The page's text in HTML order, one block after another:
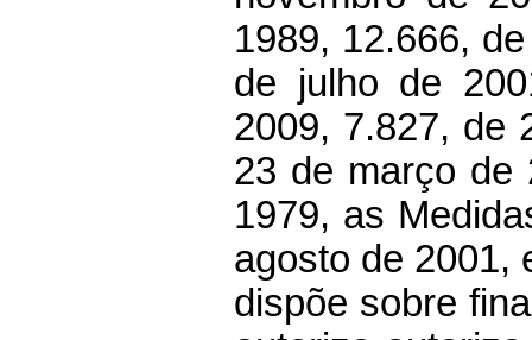
1989, 12.666,
de julho de
2009, 7.827, de
23 de março
1979, as
agosto de 2001,
dispõe sobre